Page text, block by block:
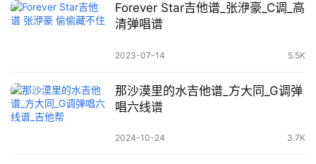
Forever Star吉他谱_张洢豪_C调_高
清弹唱谱
2023-07-14 5.5K
那沙漠里的水吉他谱_方大同_G调弹
唱六线谱
2024-10-24 3.7K